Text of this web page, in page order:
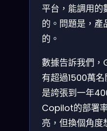
平台，能調用
的。問題是，產
的。
數據告訴我們
有超過1500萬
是誇張到一年
Copilot的部署
亮，但換個角